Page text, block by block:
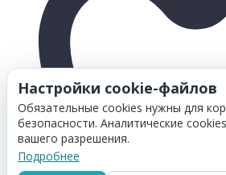
Настройки cookie-файлов
Обязательные cookies нужны для
безопасности. Аналитические
вашего разрешения.
Подробнее